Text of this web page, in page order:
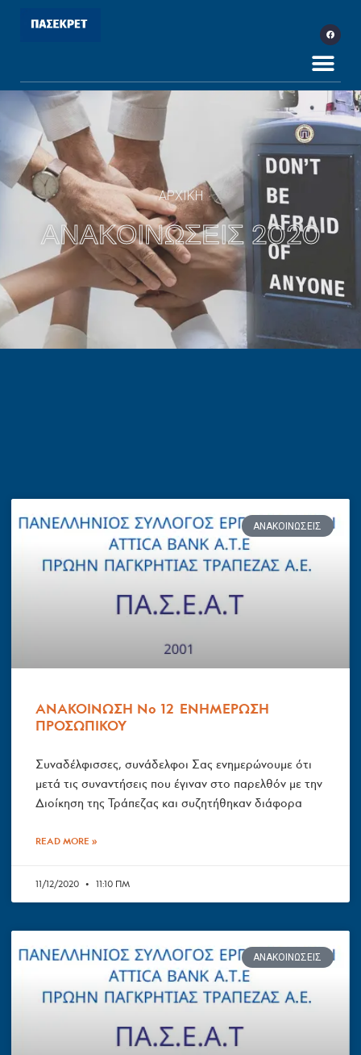
ΑΡΧΙΚΗ
ΑΝΑΚΟΙΝΩΣΕΙΣ 2020
ΑΝΑΚΟΙΝΏΣΕΙΣ
ΑΝΑΚΟΙΝΩΣΗ Νο 12 ΕΝΗΜΕΡΩΣΗ
ΠΡΟΣΩΠΙΚΟΥ
Συναδέλφισσες, συνάδελφοι Σας ενημερώνουμε ότι
μετά τις συναντήσεις που έγιναν στο παρελθόν με την
Διοίκηση της Τράπεζας και συζητήθηκαν διάφορα
READ MORE »
11/12/2020 11:10 ΠΜ
ΑΝΑΚΟΙΝΏΣΕΙΣ